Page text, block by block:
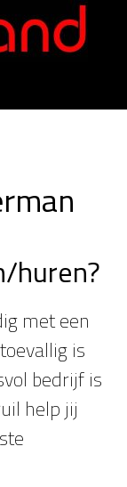
huren?
met een
is
bedrijf is
help jij